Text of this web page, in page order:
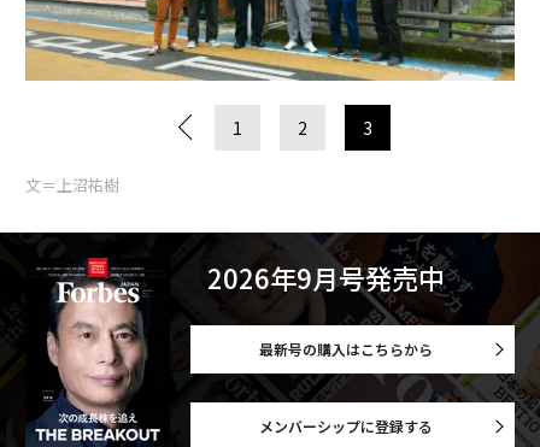
1 2 3
文＝上沼祐樹
2026年9月号発売中
最新号の購入はこちらから
メンバーシップに登録する